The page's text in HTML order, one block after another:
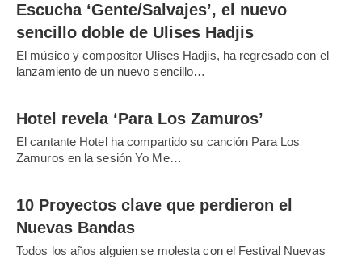
Escucha ‘Gente/Salvajes’, el nuevo
sencillo doble de Ulises Hadjis
El músico y compositor Ulises Hadjis, ha regresado con el
lanzamiento de un nuevo sencillo…
Hotel revela ‘Para Los Zamuros’
El cantante Hotel ha compartido su canción Para Los
Zamuros en la sesión Yo Me…
10 Proyectos clave que perdieron el
Nuevas Bandas
Todos los años alguien se molesta con el Festival Nuevas